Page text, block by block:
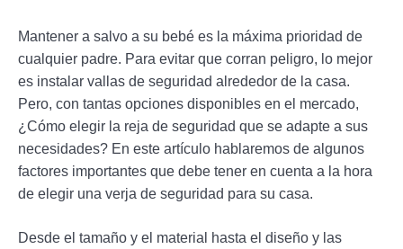
Mantener a salvo a su bebé es la máxima prioridad de
cualquier padre. Para evitar que corran peligro, lo mejor
es instalar vallas de seguridad alrededor de la casa.
Pero, con tantas opciones disponibles en el mercado,
¿Cómo elegir la reja de seguridad que se adapte a sus
necesidades? En este artículo hablaremos de algunos
factores importantes que debe tener en cuenta a la hora
de elegir una verja de seguridad para su casa.
Desde el tamaño y el material hasta el diseño y las